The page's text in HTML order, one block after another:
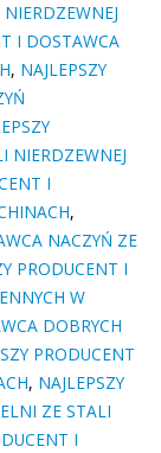
I DOSTAWCA
, NAJLEPSZY
NIERDZEWNEJ
I
,
NACZYŃ ZE
PRODUCENT I
W
DOBRYCH
PRODUCENT
, NAJLEPSZY
ZE STALI
I